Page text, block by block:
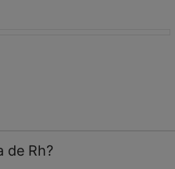
de Rh?